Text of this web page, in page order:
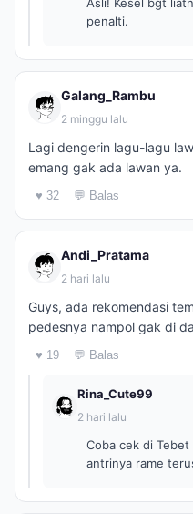
penalti.
Galang_Rambu
2 minggu lalu
Lagi dengerin lagu-lagu
emang gak ada lawan ya.
♥ 32 💬 Balas
Andi_Pratama
2 hari lalu
Guys, ada rekomendasi
pedesnya nampol gak di
♥ 19 💬 Balas
Rina_Cute99
2 hari lalu
Coba cek di
antrinya rame